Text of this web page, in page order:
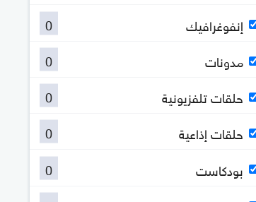
إنفوغرافيك
0
مدونات
0
حلقات تلفزيونية
0
حلقات إذاعية
0
بودكاست
0